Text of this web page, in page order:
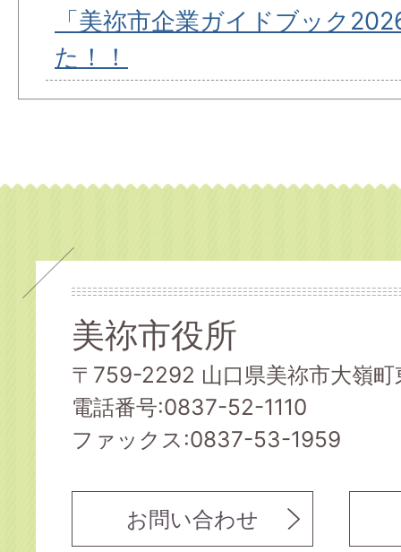
「美祢市企業ガイドブック
た！！
美祢市役所
〒759-2292 山口県美祢市大嶺
電話番号:0837-52-1110
ファックス:0837-53-1959
お問い合わせ